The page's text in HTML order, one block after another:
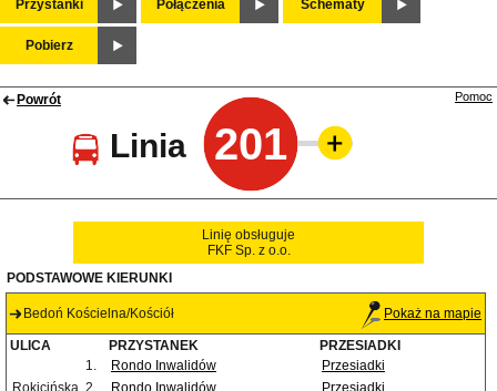
Przystanki Połączenia Schematy
Pobierz
Powrót
Linia 201
Pomoc
Linię obsługuje
FKF Sp. z o.o.
PODSTAWOWE KIERUNKI
Bedoń Kościelna/Kościół Pokaż na mapie
ULICA PRZYSTANEK
PRZESIADKI
1.
Rondo Inwalidów
Przesiadki
Rokicińska 2. Rondo Inwalidów
Przesiadki